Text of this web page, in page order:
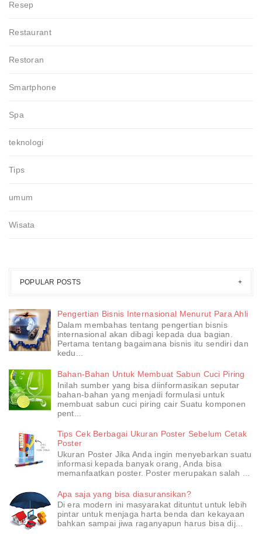
Resep
Restaurant
Restoran
Smartphone
Spa
teknologi
Tips
umum
Wisata
POPULAR POSTS
Pengertian Bisnis Internasional Menurut Para Ahli
Dalam membahas tentang pengertian bisnis
internasional akan dibagi kepada dua bagian.
Pertama tentang bagaimana bisnis itu sendiri dan
kedu...
Bahan-Bahan Untuk Membuat Sabun Cuci Piring
Inilah sumber yang bisa diinformasikan seputar
bahan-bahan yang menjadi formulasi untuk
membuat sabun cuci piring cair Suatu komponen
pent...
Tips Cek Berbagai Ukuran Poster Sebelum Cetak
Poster
Ukuran Poster Jika Anda ingin menyebarkan suatu
informasi kepada banyak orang, Anda bisa
memanfaatkan poster. Poster merupakan salah ...
Apa saja yang bisa diasuransikan?
Di era modern ini masyarakat dituntut untuk lebih
pintar untuk menjaga harta benda dan kekayaan
bahkan sampai jiwa raganyapun harus bisa dij...